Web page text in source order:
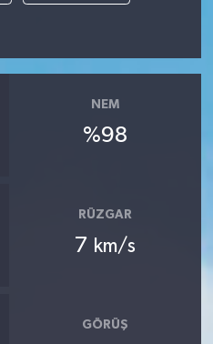
NEM
%98
RÜZGAR
7 km/s
GÖRÜŞ